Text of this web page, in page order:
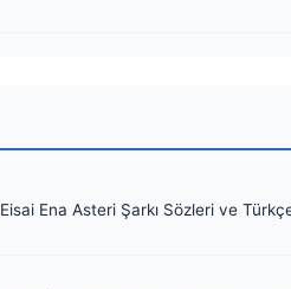
Ena Asteri Şarkı Sözleri ve